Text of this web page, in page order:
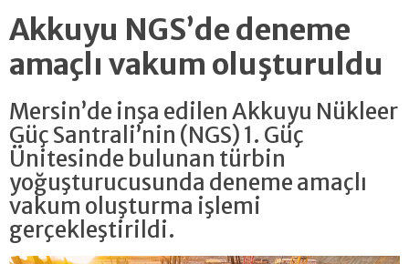
Akkuyu NGS’de deneme
amaçlı vakum oluşturuldu
Mersin’de inşa edilen Akkuyu Nükleer
Güç Santrali’nin (NGS) 1. Güç
Ünitesinde bulunan türbin
yoğuşturucusunda deneme amaçlı
vakum oluşturma işlemi
gerçekleştirildi.